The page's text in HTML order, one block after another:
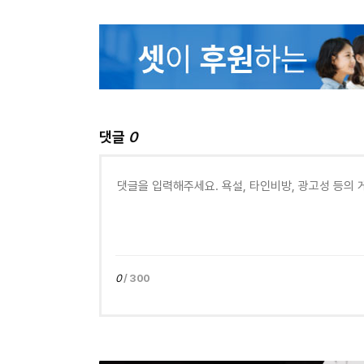
댓글 0
0/ 300